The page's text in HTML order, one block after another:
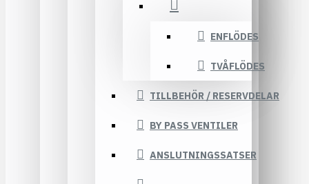
ENFLÖDES
TVÅFLÖDES
TILLBEHÖR / RESERVDELAR
BY PASS VENTILER
ANSLUTNINGSSATSER